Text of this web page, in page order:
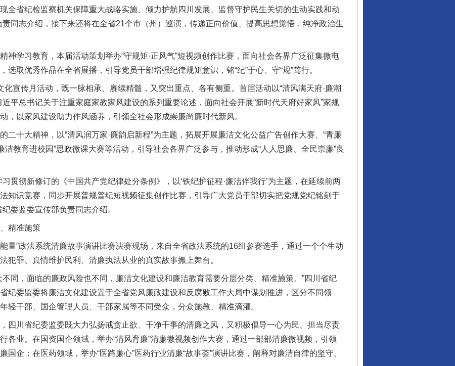
全省纪检监察机关保障重大战略实施、倾力护航四川发展、监督守护民生关切的生动实践和动
责同志介绍，接下来还将在全省21个市（州）巡演，传递正向价值、提高思想觉悟，纯净政治生
学习教育，本届活动策划举办“守规矩·正风气”短视频创作比赛，面向社会各界广泛征集微电
选取优秀作品在全省展播，引导党员干部增强纪律规矩意识，铭“纪”于心、守“规”笃行。
传月活动，既一脉相承、赓续精髓，又突出重点、各有侧重。首届活动以“清风满天府·廉潮
平总书记关于注重家庭家教家风建设的系列重要论述，面向社会开展“新时代天府好家风”家规
，以家风建设助力作风涵养，引领全社会形成崇廉尚廉时代新风。
十大精神，以“清风润万家·廉韵启新程”为主题，拓展开展廉洁文化公益广告创作大赛、“青廉
洁教育进校园”思政微课大赛等活动，引导社会各界广泛参与，推动形成“人人思廉、全民崇廉”良
彻新修订的《中国共产党纪律处分条例》，以‘铁纪护征程·廉洁伴我行’为主题，在延续前两
知识竞赛，同步开展普规普纪短视频征集创作比赛，引导广大党员干部切实把党规党纪铭刻于
委监委宣传部负责同志介绍。
精准施策
”政法系统清廉故事演讲比赛决赛现场，来自全省政法系统的16组参赛选手，通过一个个生动
犯罪、真情维护民利、清廉执法从业的真实故事搬上舞台。
，面临的廉政风险也不同，廉洁文化建设和廉洁教育需要分层分类、精准施策。”四川省纪
纪委监委将廉洁文化建设置于全省党风廉政建设和反腐败工作大局中谋划推进，区分不同领
轻干部、国企管理人员、干部家属等不同受众，分众施教、精准滴灌。
川省纪委监委既大力弘扬戒贪止欲、干净干事的清廉之风，又积极倡导一心为民、担当尽责
各业。在国资国企领域，举办“清风育廉”清廉微视频创作大赛，通过一部部清廉微视频，引领
国企；在医药领域，举办“医路廉心”医药行业清廉“故事荟”演讲比赛，阐释对廉洁自律的坚守。